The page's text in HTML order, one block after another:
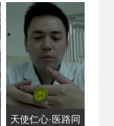
天使仁心·医路同